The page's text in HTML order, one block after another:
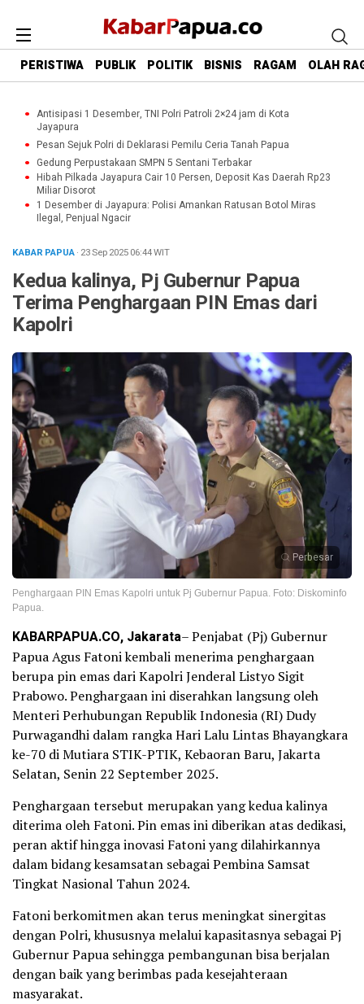
PERISTIWA PUBLIK POLITIK BISNIS RAGAM OLAH
Antisipasi 1 Desember, TNI Polri Patroli 2×24 jam di Kota
Jayapura
Pesan Sejuk Polri di Deklarasi Pemilu Ceria Tanah Papua
Gedung Perpustakaan SMPN 5 Sentani Terbakar
Hibah Pilkada Jayapura Cair 10 Persen, Deposit Kas Daerah Rp23
Miliar Disorot
1 Desember di Jayapura: Polisi Amankan Ratusan Botol Miras
Ilegal, Penjual Ngacir
KABAR PAPUA· 23 Sep 202506:44WIT
Kedua kalinya, Pj Gubernur Papua
Terima Penghargaan PIN Emas dari
Kapolri
Perbesar
Penghargaan PIN Emas Kapolri untuk Pj Gubernur Papua. Foto: Diskominfo
Papua.
KABARPAPUA.CO, Jakarata– Penjabat (Pj) Gubernur
Papua Agus Fatoni kembali menerima penghargaan
berupa pin emas dari Kapolri Jenderal Listyo Sigit
Prabowo. Penghargaan ini diserahkan langsung oleh
Menteri Perhubungan Republik Indonesia (RI) Dudy
Purwagandhi dalam rangka Hari Lalu Lintas Bhayangkara
ke-70 di Mutiara STIK-PTIK, Kebaoran Baru, Jakarta
Selatan, Senin 22 September 2025.
Penghargaan tersebut merupakan yang kedua kalinya
diterima oleh Fatoni. Pin emas ini diberikan atas dedikasi,
peran aktif hingga inovasi Fatoni yang dilahirkannya
dalam bidang kesamsatan sebagai Pembina Samsat
Tingkat Nasional Tahun 2024.
Fatoni berkomitmen akan terus meningkat sinergitas
dengan Polri, khususnya melalui kapasitasnya sebagai Pj
Gubernur Papua sehingga pembangunan bisa berjalan
dengan baik yang berimbas pada kesejahteraan
masyarakat.